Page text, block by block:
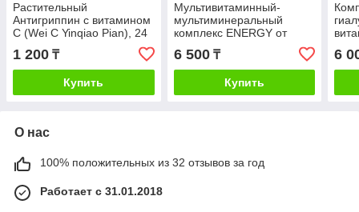
Растительный
Антигриппин с витамином
С (Wei C Yinqiao Pian), 24
1 200 ₸
Купить
Мультивитаминный-
мультиминеральный
комплекс ENERGY от
Nutraxin (Турция), 60 табл.
6 500₸
Купить
6
О нас
100% положительных из 32 отзывов за год
Работает с 31.01.2018